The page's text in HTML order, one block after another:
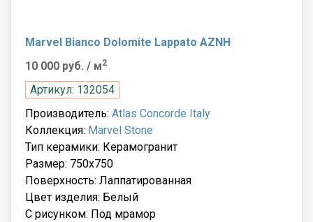
Marvel Bianco Dolomite Lappato AZNH
10 000 руб. / м2
Артикул: 132054
Производитель: Atlas Concorde Italy
Коллекция: Marvel Stone
Тип керамики: Керамогранит
Размер: 750x750
Поверхность: Лаппатированная
Цвет изделия: Белый
С рисунком: Под мрамор